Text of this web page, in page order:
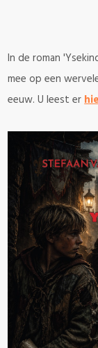
In de roman
mee op een
eeuw. U leest er